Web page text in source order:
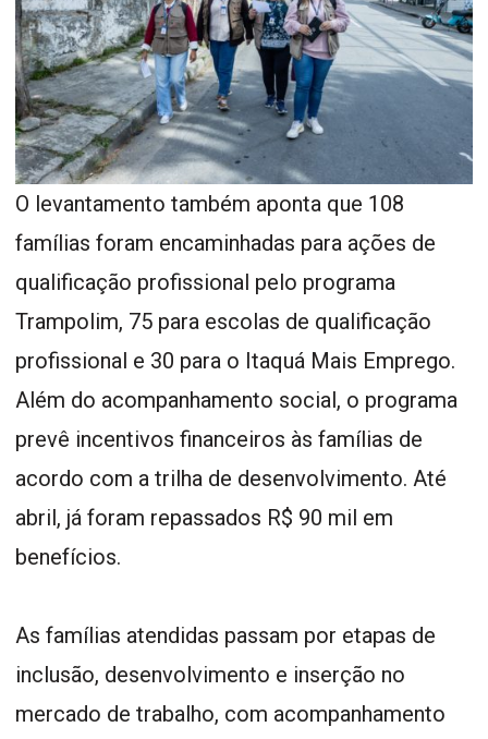
O levantamento também aponta que 108
famílias foram encaminhadas para ações de
qualificação profissional pelo programa
Trampolim, 75 para escolas de qualificação
profissional e 30 para o Itaquá Mais Emprego.
Além do acompanhamento social, o programa
prevê incentivos financeiros às famílias de
acordo com a trilha de desenvolvimento. Até
abril, já foram repassados R$ 90 mil em
benefícios.
As famílias atendidas passam por etapas de
inclusão, desenvolvimento e inserção no
mercado de trabalho, com acompanhamento